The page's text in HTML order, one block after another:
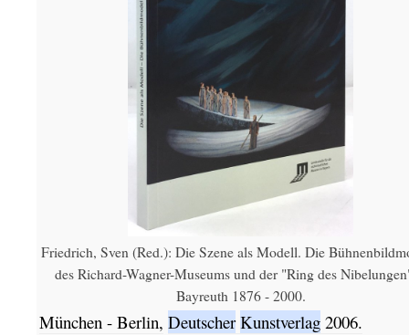
Friedrich, Sven (Red.): Die Szene als Modell. Die
des Richard-Wagner-Museums und der "Ring des
Bayreuth 1876 - 2000.
München - Berlin, Deutscher Kunstverlag 2006.